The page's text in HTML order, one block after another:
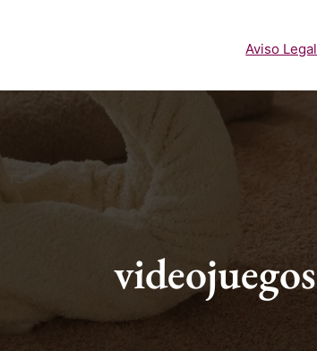
Aviso Legal
videojuegos